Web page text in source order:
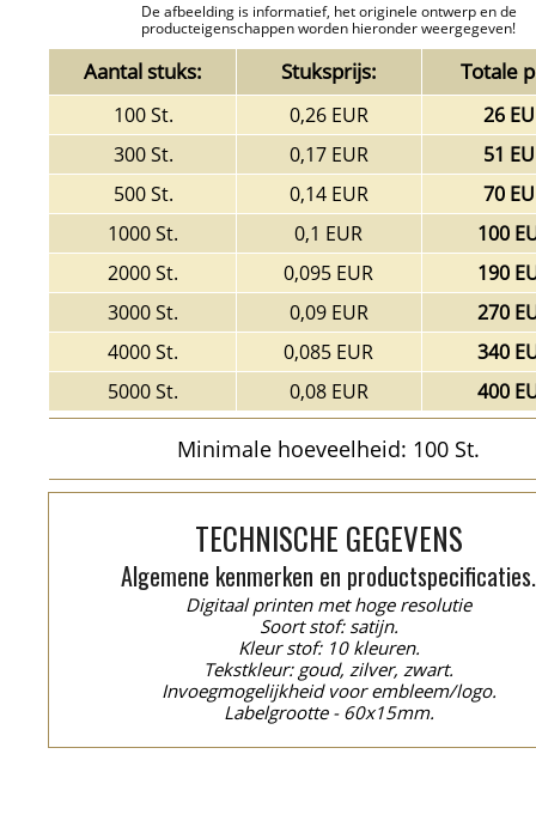
De afbeelding is informatief, het originele ontwerp en de
producteigenschappen worden hieronder weergegeven!
Aantal stuks: Stuksprijs: Totale
100 St. 0,26 EUR
26
300 St.
0,17 EUR
51
500 St.
0,14 EUR
70
1000 St.
0,1 EUR
100
2000 St.
0,095 EUR
190
3000 St.
0,09 EUR
270
4000 St.
0,085 EUR
340
5000 St.
0,08 EUR 400
Minimale hoeveelheid: 100 St.
TECHNISCHE GEGEVENS
Algemene kenmerken en productspecificaties.
Digitaal printen met hoge resolutie
Soort stof: satijn.
Kleur stof: 10 kleuren.
Tekstkleur: goud, zilver, zwart.
Invoegmogelijkheid voor embleem/logo.
Labelgrootte - 60x15mm.